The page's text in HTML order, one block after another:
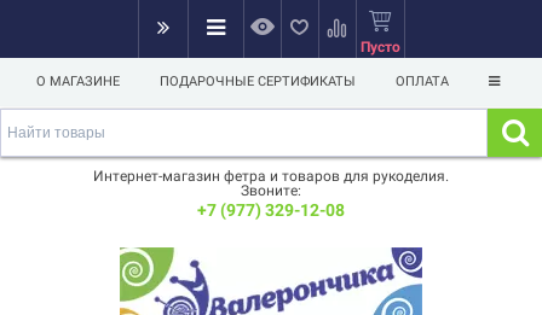
Пусто
О МАГАЗИНЕ ПОДАРОЧНЫЕ СЕРТИФИКАТЫ ОПЛАТА
Интернет-магазин фетра и товаров для рукоделия.
Звоните:
+7 (977) 329-12-08